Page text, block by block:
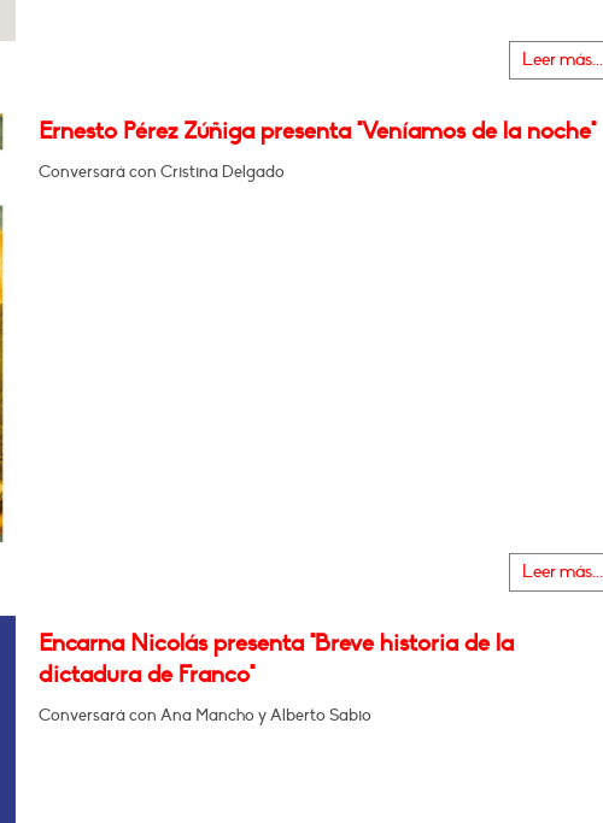
Leer más...
Ernesto Pérez Zúñiga presenta "Veníamos de la noche"
Conversará con Cristina Delgado
Leer más...
Encarna Nicolás presenta "Breve historia de la
dictadura de Franco"
Conversará con Ana Mancho y Alberto Sabio